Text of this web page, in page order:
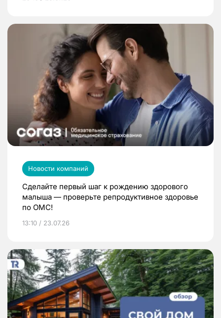
Новости компаний
Сделайте первый шаг к рождению здорового
малыша — проверьте репродуктивное здоровье
по ОМС!
13:10 / 23.07.26